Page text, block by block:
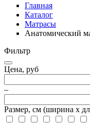
Главная
Каталог
Матрасы
Анатомический
Фильтр
Цена, руб
–
Размер, см (ширина х